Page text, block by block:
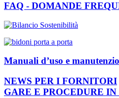
FAQ - DOMANDE
Manuali d’uso e
NEWS PER I FORNITORI
GARE E PROCEDURE IN